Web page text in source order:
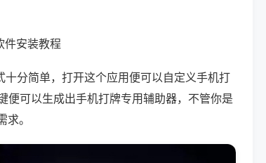
安装教程
分简单，打开这个应用便可以自定义手机打
便可以生成出手机打牌专用辅助器，不管你是
。